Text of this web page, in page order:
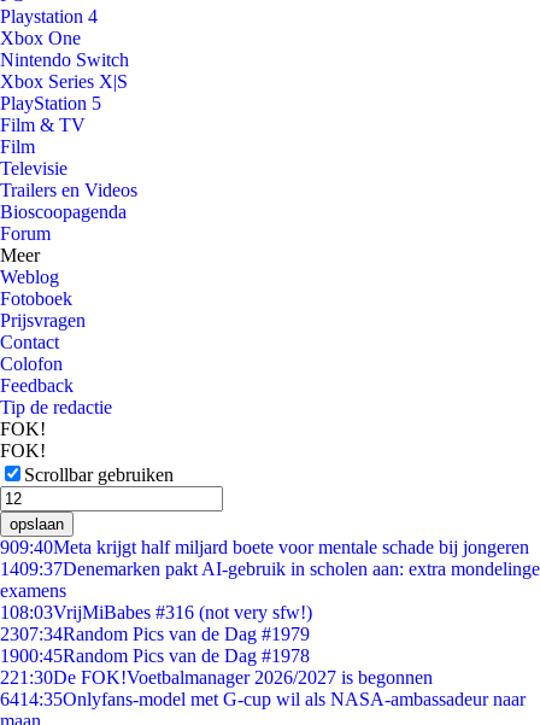
Playstation 4
Xbox One
Nintendo Switch
Xbox Series X|S
PlayStation 5
Film & TV
Film
Televisie
Trailers en Videos
Bioscoopagenda
Forum
Meer
Weblog
Fotoboek
Prijsvragen
Contact
Colofon
Feedback
Tip de redactie
FOK!
FOK!
Scrollbar gebruiken
opslaan
909:40Meta krijgt half miljard boete voor mentale schade bij jongeren
1409:37Denemarken pakt AI-gebruik in scholen aan: extra mondelinge
examens
108:03VrijMiBabes #316 (not very sfw!)
2307:34Random Pics van de Dag #1979
1900:45Random Pics van de Dag #1978
221:30De FOK!Voetbalmanager 2026/2027 is begonnen
6414:35Onlyfans-model met G-cup wil als NASA-ambassadeur naar
maan